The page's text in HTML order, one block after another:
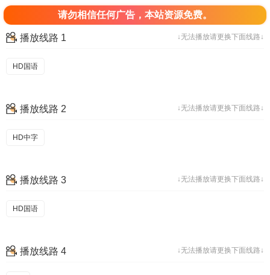
请勿相信任何广告，本站资源免费。
↓无法播放请更换下面线路↓
播放线路 1
HD国语
↓无法播放请更换下面线路↓
播放线路 2
HD中字
↓无法播放请更换下面线路↓
播放线路 3
HD国语
↓无法播放请更换下面线路↓
播放线路 4